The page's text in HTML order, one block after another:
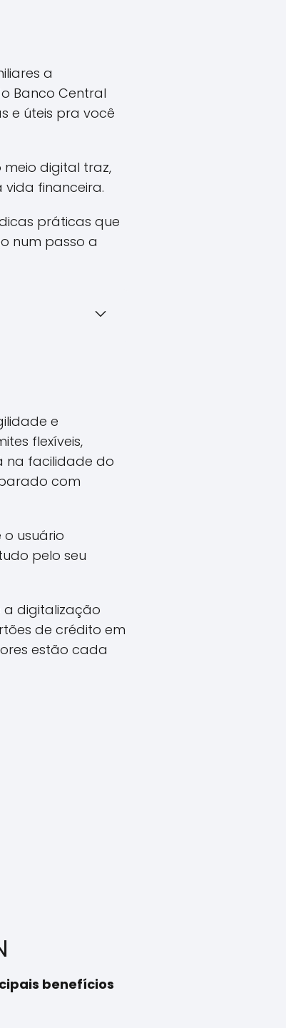
a
Banco Central
e úteis pra você
digital traz,
financeira.
práticas que
num passo a
e
flexíveis,
na facilidade do
com
usuário
pelo seu
a digitalização
de crédito em
estão cada
benefícios